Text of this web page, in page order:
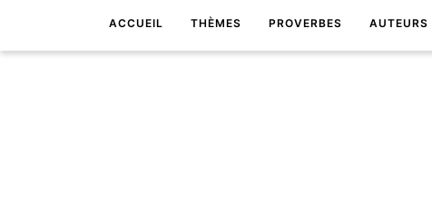
ACCUEIL THÈMES PROVERBES AUTEURS